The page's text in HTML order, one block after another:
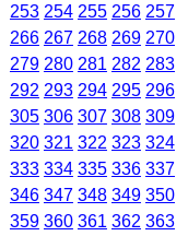
253 254 255 256 257
266 267 268 269 270
279 280 281 282 283
292 293 294 295 296
305 306 307 308 309
320 321 322 323 324
333 334 335 336 337
346 347 348 349 350
359 360 361 362 363